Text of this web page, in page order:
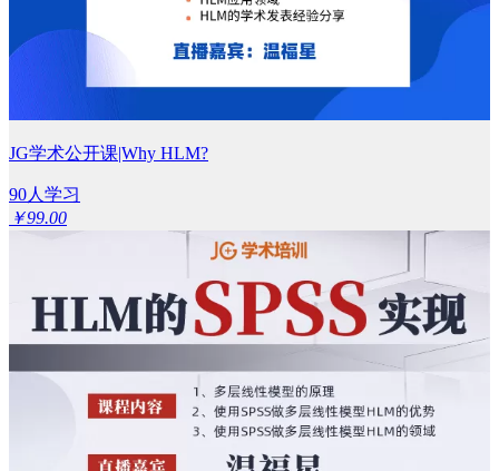
JG学术公开课|Why HLM?
90人学习
￥99.00